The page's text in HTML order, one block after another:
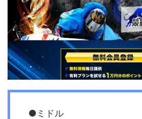
●ミドル